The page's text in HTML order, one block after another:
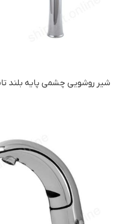
شیر روشویی چشمی پایه بلند